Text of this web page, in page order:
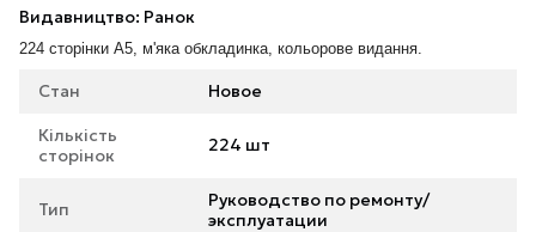
Видавництво: Ранок
224 сторінки А5, м'яка обкладинка, кольорове видання.
Стан Новое
Кількість
сторінок
224 шт
Тип
Руководство по ремонту/
эксплуатации